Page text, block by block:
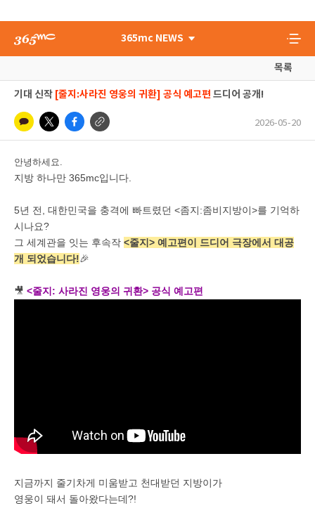
365mc NEWS
목록
기대 신작 [줄지:사라진 영웅의 귀환] 공식 예고편 드디어 공개!
2026-05-20
안녕하세요.
지방 하나만 365mc입니다.
5년 전, 대한민국을 충격에 빠트렸던 <좀지:좀비지방이>를 기억하
시나요?
그 세계관을 잇는 후속작 <줄지> 예고편이 드디어 극장에서 대공
개 되었습니다!🎉
🎥 <줄지: 사라진 영웅의 귀환> 공식 예고편
지금까지 줄기차게 미움받고 천대받던 지방이가
영웅이 돼서 돌아왔다는데?!